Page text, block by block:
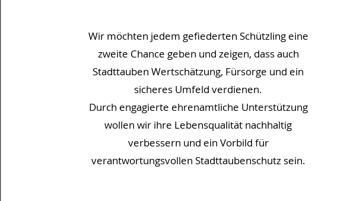
Wir möchten jedem gefiederten Schützling eine
zweite Chance geben und zeigen, dass auch
Stadttauben Wertschätzung, Fürsorge und ein
sicheres Umfeld verdienen.
Durch engagierte ehrenamtliche Unterstützung
wollen wir ihre Lebensqualität nachhaltig
verbessern und ein Vorbild für
verantwortungsvollen Stadttaubenschutz sein.